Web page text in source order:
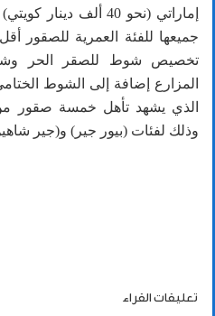
إماراتي (نحو 40 ألف
جميعها للفئة العمرية للصقور
تخصيص شوط للصقر الحر
المزارع إضافة إلى الشوط
الذي يشهد تأهل خمسة صقور
وذلك لفئات (بيور جير) و(جير
تعليقات القراء